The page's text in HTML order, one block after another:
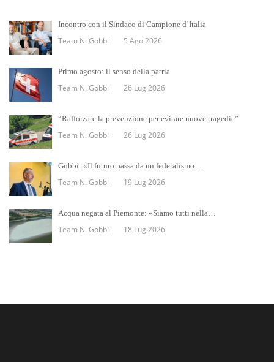
Incontro con il Sindaco di Campione d’Italia
Team N. Gobbi 5 Ago 2026
Primo agosto: il senso della patria
Team N. Gobbi 26 Lug 2026
“Rafforzare la prevenzione per evitare nuove tragedie”
Team N. Gobbi 26 Lug 2026
Gobbi: «Il futuro passa da un federalismo…
Team N. Gobbi 19 Lug 2026
Acqua negata al Piemonte: «Siamo tutti nella…
Team N. Gobbi 18 Lug 2026